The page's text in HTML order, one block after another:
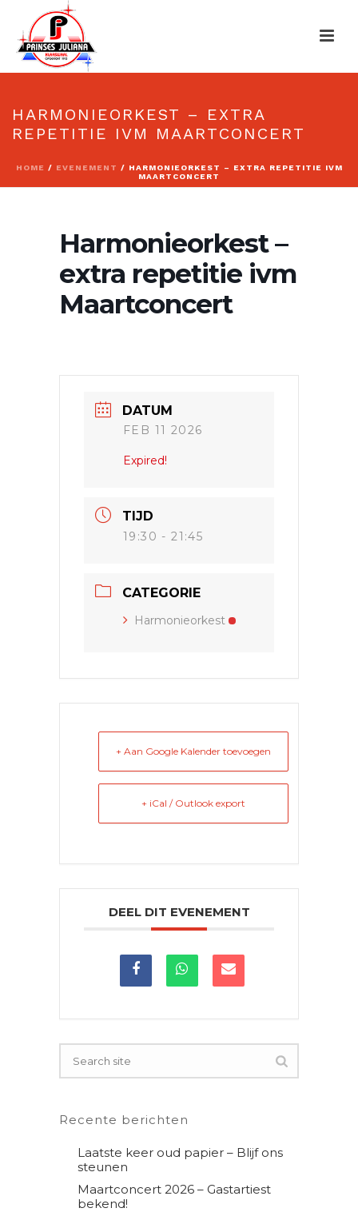
HARMONIEORKEST – EXTRA
REPETITIE IVM MAARTCONCERT
HOME / EVENEMENT
/ HARMONIEORKEST – EXTRA REPETITIE IVM
MAARTCONCERT
Harmonieorkest –
extra repetitie ivm
Maartconcert
DATUM
FEB 11 2026
Expired!
TIJD
19:30 - 21:45
CATEGORIE
Harmonieorkest
+ Aan Google Kalender toevoegen
+ iCal / Outlook export
DEEL DIT EVENEMENT
Recente berichten
Laatste keer oud papier – Blijf ons
steunen
Maartconcert 2026 – Gastartiest
bekend!